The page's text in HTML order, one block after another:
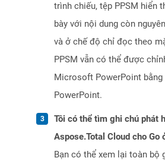
trình chiếu, tệp PPSM hiển
bày với nội dung còn
và ở chế độ chỉ đọc theo
PPSM vẫn có thể được
Microsoft PowerPoint
PowerPoint.
Tôi có thể tìm ghi chú phát
Aspose.Total Cloud cho Go
Bạn có thể xem lại toàn bộ